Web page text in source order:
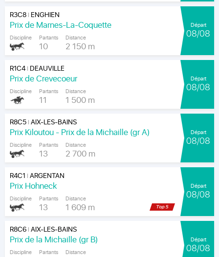
R3C8| ENGHIEN
Prix de Marnes-La-Coquette
Discipline Partants
10
Distance
2 150 m
Départ
08/08
R1C4| DEAUVILLE
Prix de Crevecoeur
Discipline Partants
11
Distance
1 500 m
Départ
08/08
R8C5|AIX-LES-BAINS
Prix Kiloutou - Prix de la Michaille (gr A)
Discipline Partants
13
Distance
2 700 m
Départ
08/08
R4C1 |ARGENTAN
Prix Hohneck
Discipline Partants
13
Distance
1 609 m
Départ
08/08
R8C6|AIX-LES-BAINS
Prix de la Michaille (gr B)
Discipline Partants Distance
Départ
08/08